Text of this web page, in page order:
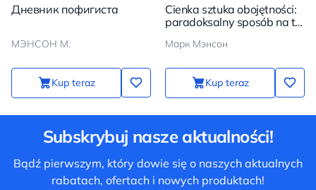
Дневник пофигиста
МЭНСОН М.
Kup teraz
Cienka sztuka obojętności:
paradoksalny sposób na to,
Марк Мэнсон
Kup teraz
Subskrybuj nasze aktualności!
Bądź pierwszym, który dowie się o naszych aktualnych
rabatach, ofertach i nowych produktach!